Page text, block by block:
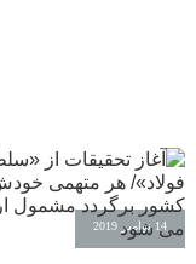
14 نوامبر 2019